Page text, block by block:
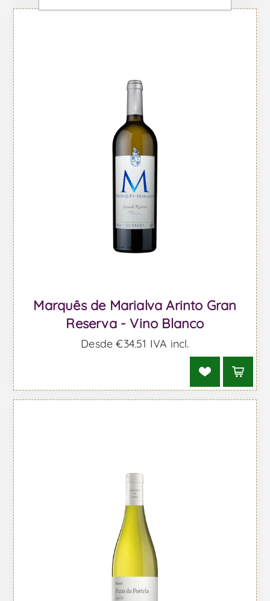
Marquês de Marialva Arinto Gran
Reserva - Vino Blanco
Desde €34,51 IVA incl.